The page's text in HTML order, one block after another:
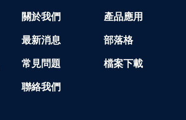
關於我們
產品應用
最新消息
部落格
常見問題
檔案下載
聯絡我們